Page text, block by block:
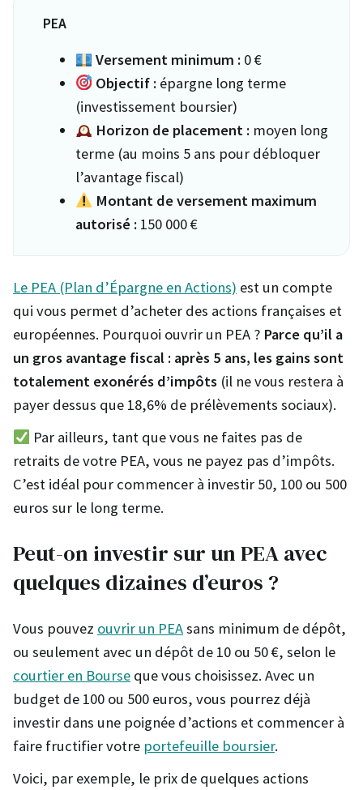
PEA
Versement minimum : 0 €
Objectif : épargne long terme
(investissement boursier)
Horizon de placement : moyen long
terme (au moins 5 ans pour débloquer
l’avantage fiscal)
Montant de versement maximum
autorisé : 150 000 €
Le PEA (Plan d’Épargne en Actions) est un compte
qui vous permet d’acheter des actions françaises et
européennes. Pourquoi ouvrir un PEA ? Parce qu’il a
un gros avantage fiscal : après 5 ans, les gains sont
totalement exonérés d’impôts (il ne vous restera à
payer dessus que 18,6% de prélèvements sociaux).
Par ailleurs, tant que vous ne faites pas de
retraits de votre PEA, vous ne payez pas d’impôts.
C’est idéal pour commencer à investir 50, 100 ou 500
euros sur le long terme.
Peut-on investir sur un PEA avec
quelques dizaines d’euros ?
Vous pouvez ouvrir un PEAsans minimum de dépôt,
ou seulement avec un dépôt de 10 ou 50 €, selon le
courtier en Bourse que vous choisissez. Avec un
budget de 100 ou 500 euros, vous pourrez déjà
investir dans une poignée d’actions et commencer à
faire fructifier votre portefeuille boursier.
Voici, par exemple, le prix de quelques actions